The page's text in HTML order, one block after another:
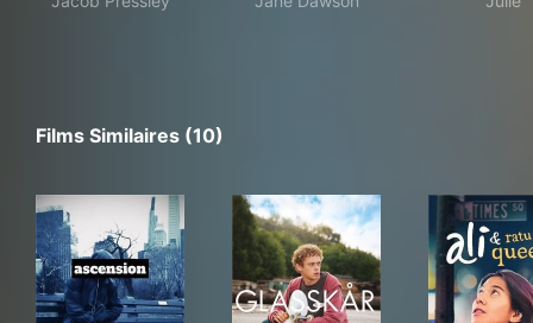
Films Similaires (10)